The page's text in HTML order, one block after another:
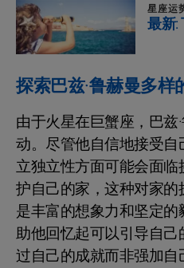
星座运
最新:
探索巴兹·鲁赫曼多
由于火星在巨蟹座，巴兹
动。尽管他自信地接受
立独立性方面可能会面
护自己的家，这种对家
是丰富的想象力和坚定
助他回忆起可以引导自
过自己的成就而非强加自